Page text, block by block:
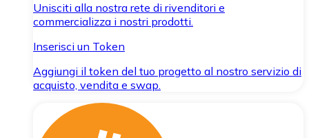
Unisciti alla nostra rete di rivenditori e
commercializza i nostri prodotti.
Inserisci un Token
Aggiungi il token del tuo progetto al nostro servizio di
acquisto, vendita e swap.